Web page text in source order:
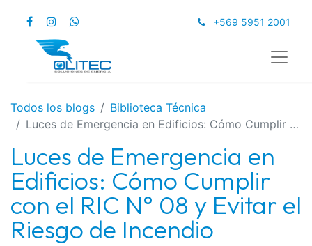
+569 5951 2001
Todos los blogs
Biblioteca Técnica
Luces de Emergencia en Edificios: Cómo Cumplir con el RIC N° 08 y Evitar el Riesgo de Incendio
Luces de Emergencia en
Edificios: Cómo Cumplir
con el RIC N° 08 y Evitar el
Riesgo de Incendio